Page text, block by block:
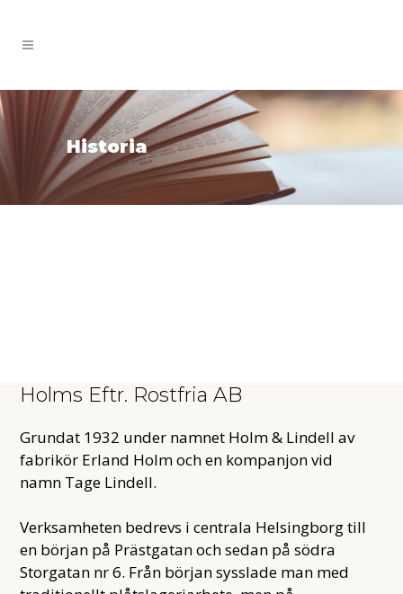
Historia
Holms Eftr. Rostfria AB
Grundat 1932 under namnet Holm & Lindell av
fabrikör Erland Holm och en kompanjon vid
namn Tage Lindell.
Verksamheten bedrevs i centrala Helsingborg till
en början på Prästgatan och sedan på södra
Storgatan nr 6. Från början sysslade man med